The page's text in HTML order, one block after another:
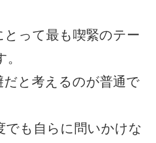
って最も喫緊のテー
だと考えるのが普通で
でも自らに問いかけな